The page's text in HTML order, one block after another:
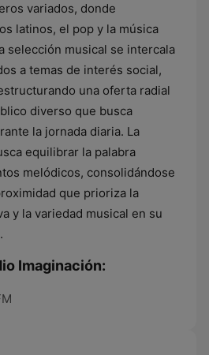
variados, donde
latinos, el pop y la música
selección musical se intercala
a temas de interés social,
una oferta radial
diverso que busca
la jornada diaria. La
equilibrar la palabra
melódicos, consolidándose
que prioriza la
y la variedad musical en su
Imaginación: